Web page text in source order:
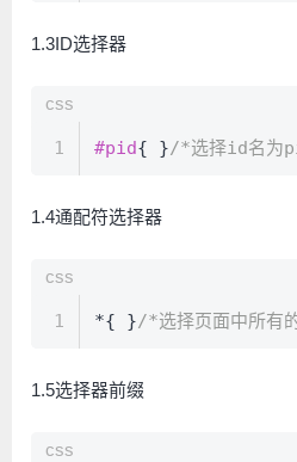
1.3ID选择器
css
1 #pid{ }/*选择id名为
1.4通配符选择器
css
1 *{ }/*选择页面中所有
1.5选择器前缀
css